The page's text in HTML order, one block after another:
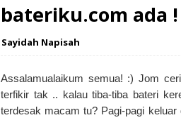
bateriku.com ada !
Sayidah Napisah
Assalamualaikum semua! :)Jom
terfikir tak .. kalau tiba-tiba bateri
terdesak macam tu? Pagi-pagi